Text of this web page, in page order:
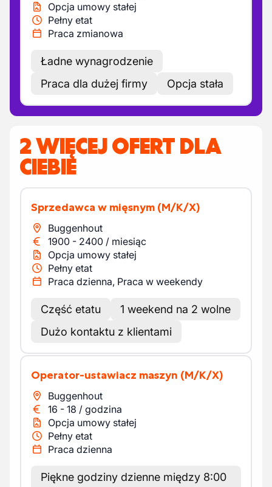
Opcja umowy stałej
Pełny etat
Praca zmianowa
Ładne wynagrodzenie
Praca dla dużej firmy
Opcja stała
2 WIĘCEJ OFERT DLA
CIEBIE
Sprzedawca w mięsnym (M/K/X)
Buggenhout
1900 - 2400 / miesiąc
Opcja umowy stałej
Pełny etat
Praca dzienna, Praca w weekendy
Część etatu
1 weekend na 2 wolne
Dużo kontaktu z klientami
Operator-ustawiacz maszyn (M/K/X)
Buggenhout
16 - 18 / godzina
Opcja umowy stałej
Pełny etat
Praca dzienna
Piękne godziny dzienne między 8:00